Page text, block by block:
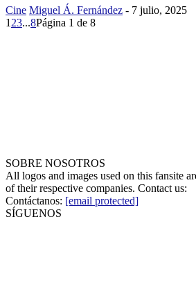
Cine Miguel Á. Fernández - 7 julio, 2025
1 23...8Página 1 de 8
SOBRE NOSOTROS
All logos and images used on this fansite
of their respective companies. Contact us:
Contáctanos: [email protected]
SÍGUENOS